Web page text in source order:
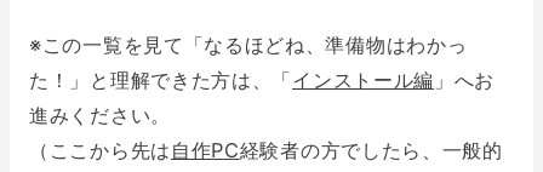
※この一覧を見て「なるほどね、準備物はわかっ
た！」と理解できた方は、「インストール編 」へお
進みください。
（ここから先は 自作PC経験者の方でしたら、一般的